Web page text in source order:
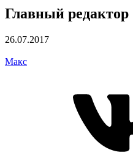
Главный редактор
26.07.2017
Макс